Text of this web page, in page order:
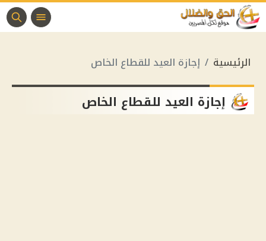
الرئيسية إجازة العيد للقطاع الخاص
إجازة العيد للقطاع الخاص